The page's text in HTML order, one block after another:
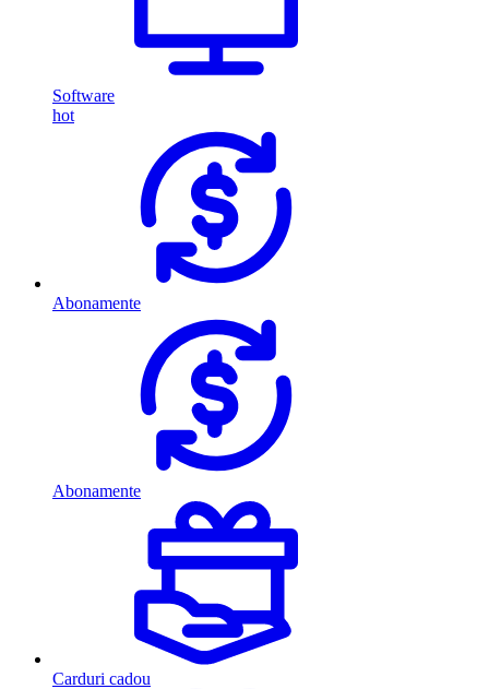
Software
hot
Abonamente
Abonamente
Carduri cadou